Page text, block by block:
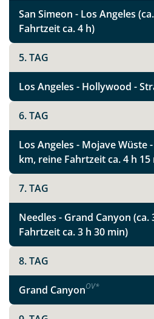
Teile diese Reise
Metropolen und
der USA
Facebook
setzen Sie Ihrem Traumziel
Sie unserer jahrelangen
und unseren
Ihre Reise mit uns nach Ihren
individuellen Wünschen und
beraten Sie gerne!
San Simeon - Los Angeles
Fahrtzeit ca. 4 h)
5. TAG
Los Angeles - Hollywood -
6. TAG
Los Angeles - Mojave Wüste
km, reine Fahrtzeit ca. 4 h 15
7. TAG
Needles - Grand Canyon (ca.
Fahrtzeit ca. 3 h 30 min)
8. TAG
Grand CanyonOV*